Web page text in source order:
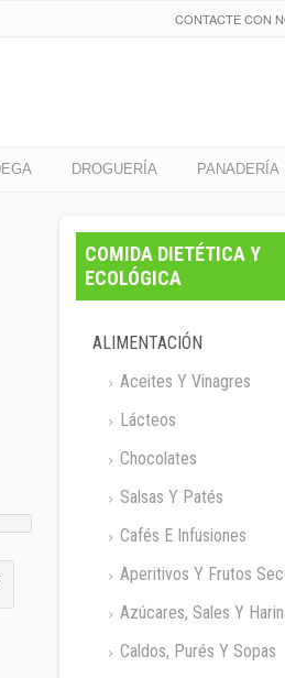
CONTACTE CON
DROGUERÍA PANADERÍA
COMIDA DIETÉTICA Y
ECOLÓGICA
ALIMENTACIÓN
Aceites Y Vinagres
Lácteos
Chocolates
Salsas Y Patés
Cafés E Infusiones
Aperitivos Y Frutos
Azúcares, Sales Y
Caldos, Purés Y Sopas